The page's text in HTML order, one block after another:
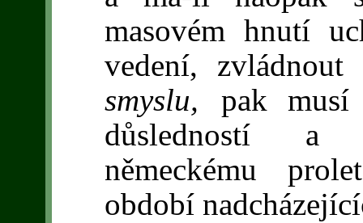
masovém hnutí
vedení,
smyslu,pak
důsledností a
německému
období